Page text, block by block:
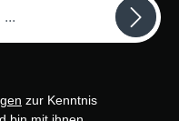
zur Kenntnis